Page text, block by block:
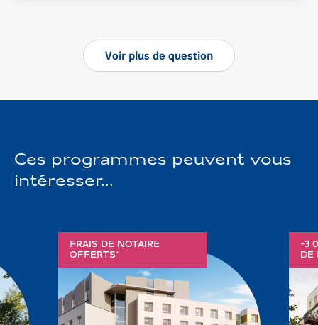
Voir plus de question
Ces programmes peuvent vous
intéresser...
FRAIS DE NOTAIRE
OFFERTS*
-3
DE